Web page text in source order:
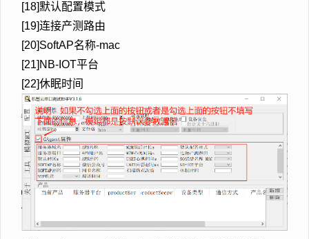
[18]默认配置模式
[19]连接产测路由
[20]SoftAP名称-mac
[21]NB-IOT平台
[22]休眠时间